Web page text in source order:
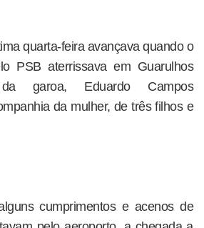
quarta-feira avançava quando o
PSB aterrissava em Guarulhos
garoa, Eduardo Campos
da mulher, de três filhos e
cumprimentos e acenos de